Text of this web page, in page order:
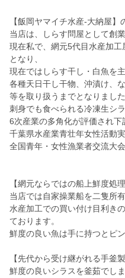
【飯岡ヤマイチ水産-大納屋】
当店は、しらす問屋として創
現在私で、網元5代目水産加工
となり、
現在ではしらす干し・白魚を
各種天日干し干物、沖漬け、
等を取り扱うまでとなりました
刺身でも食べられる冷凍生シ
6次産業の多角化が評価され下
千葉県水産業青壮年女性活動
全国青年・女性漁業者交流
【網元ならではの船上鮮度処理
当店では自家操業船を二隻所有
水産加工での買い付け目利き
ております。
鮮度の良い魚は手に持つとピ
【先代から受け継がれる手釜製
鮮度の良いシラスを釜茹でし